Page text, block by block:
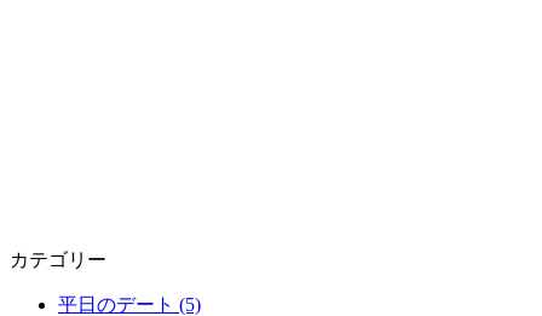
カテゴリー
平日のデート (5)